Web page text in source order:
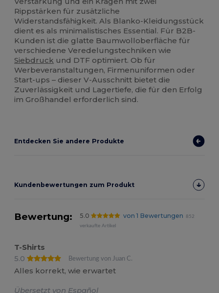
Rippstärken für zusätzliche
Widerstandsfähigkeit. Als Blanko-Kleidungsstück
dient es als minimalistisches Essential. Für B2B-
Kunden ist die glatte Baumwolloberfläche für
verschiedene Veredelungstechniken wie
Siebdruck und DTF optimiert. Ob für
Werbeveranstaltungen, Firmenuniformen oder
Start-ups – dieser V-Ausschnitt bietet die
Zuverlässigkeit und Lagertiefe, die für den Erfolg
im Großhandel erforderlich sind.
Entdecken Sie andere Produkte
Kundenbewertungen zum Produkt
Bewertung: 5.0 von 1 Bewertungen
852
verkaufte Artikel
T-Shirts
5.0
Bewertung von Juan C.
Alles korrekt, wie erwartet
Übersetzt von Español